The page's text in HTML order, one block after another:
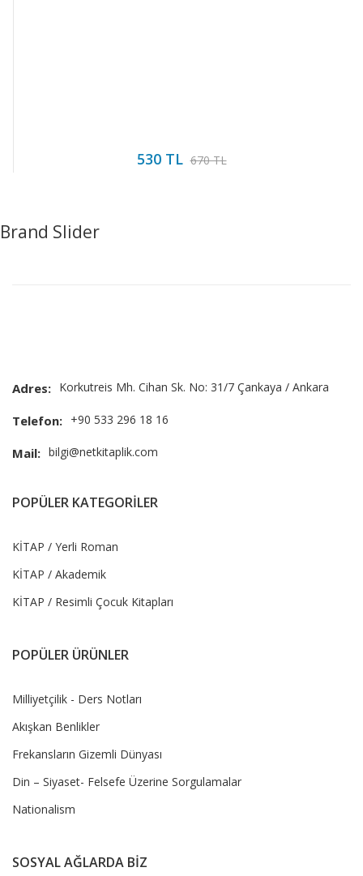
530 TL 670 TL
Brand Slider
Adres: Korkutreis Mh. Cihan Sk. No: 31/7 Çankaya / Ankara
Telefon: +90 533 296 18 16
Mail: bilgi@netkitaplik.com
POPÜLER KATEGORİLER
KİTAP / Yerli Roman
KİTAP / Akademik
KİTAP / Resimli Çocuk Kitapları
POPÜLER ÜRÜNLER
Milliyetçilik - Ders Notları
Akışkan Benlikler
Frekansların Gizemli Dünyası
Din – Siyaset- Felsefe Üzerine Sorgulamalar
Nationalism
SOSYAL AĞLARDA BİZ